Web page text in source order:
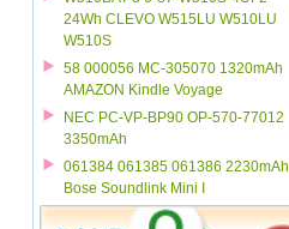
24Wh CLEVO W515LU W510LU
W510S
58 000056 MC-305070 1320mAh
AMAZON Kindle Voyage
NEC PC-VP-BP90 OP-570-77012
3350mAh
061384 061385 061386 2230mAh
Bose Soundlink Mini I